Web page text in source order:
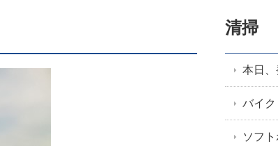
清掃
本日
バイ
ソフ